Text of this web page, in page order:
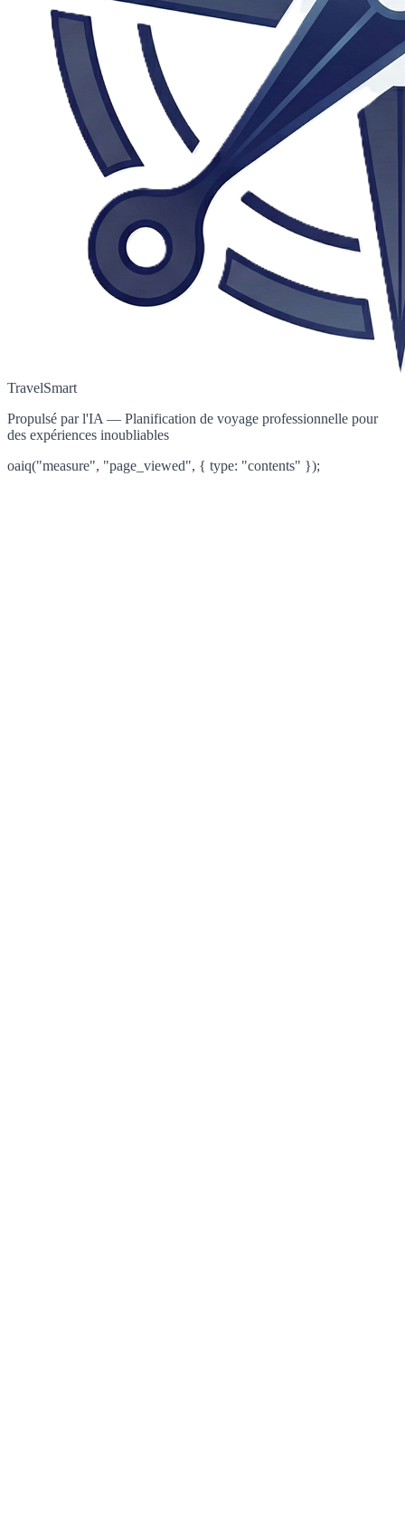
TravelSmart
Propulsé par l'IA — Planification de voyage professionnelle pour
des expériences inoubliables
oaiq("measure", "page_viewed", { type: "contents" });